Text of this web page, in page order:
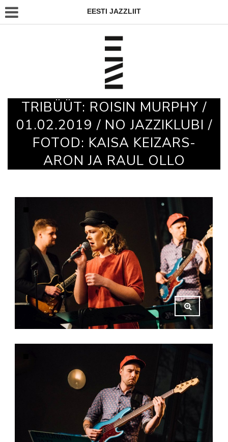
EESTI JAZZLIIT
TRIBÜÜT: ROISIN MURPHY /
01.02.2019 / NO JAZZIKLUBI /
FOTOD: KAISA KEIZARS-
ARON JA RAUL OLLO